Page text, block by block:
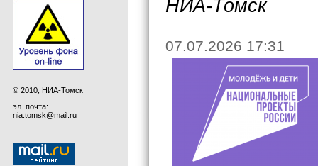
© 2010, НИА-Томск
эл. почта:
nia.tomsk@mail.ru
НИА-Томск
07.07.2026 17:31